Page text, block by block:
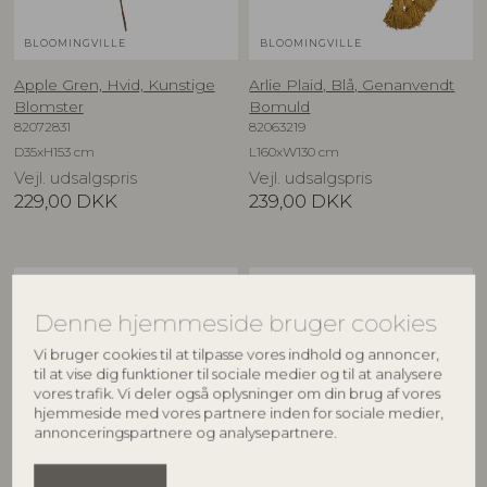
Denne hjemmeside bruger cookies
Vi bruger cookies til at tilpasse vores indhold og annoncer,
til at vise dig funktioner til sociale medier og til at analysere
vores trafik. Vi deler også oplysninger om din brug af vores
hjemmeside med vores partnere inden for sociale medier,
annonceringspartnere og analysepartnere.
BLOOMINGVILLE
Apple Gren, Hvid, Kunstige
Blomster
82072831
D35xH153 cm
Vejl. udsalgspris
229,00 DKK
BLOOMINGVILLE
Arlie Plaid, Blå, Genanvendt
Bomuld
82063219
L160xW130 cm
Vejl. udsalgspris
239,00 DKK